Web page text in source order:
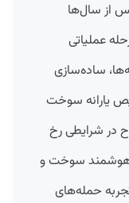
از سال‌ها
عملیاتی
ساده‌سازی
یارانه سوخت
در شرایطی رخ
سوخت و
حمله‌های